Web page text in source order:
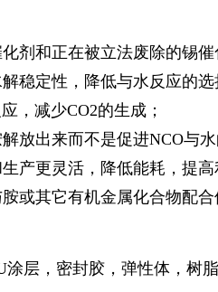
剂和正在被立法废除的锡催
稳定性，降低与水反应的选
，减少CO2的生成；
放出来而不是促进NCO与水
产更灵活，降低能耗，提高
或其它有机金属化合物配合
层，密封胶，弹性体，树